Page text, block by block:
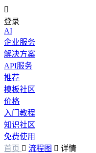

登录
AI
企业服务
解决方案
API服务
推荐
模板社区
价格
入门教程
知识社区
免费使用
首页  流程图  详情